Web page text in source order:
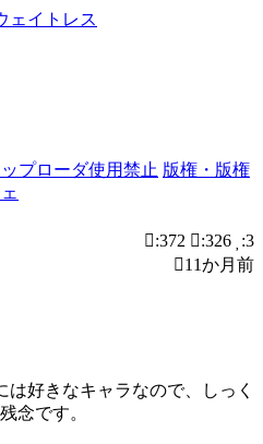
ェイトレス
プローダ使用禁止 版権・版権
:372
:326 :3
11か月前
好きなキャラなので、しっく
念です。